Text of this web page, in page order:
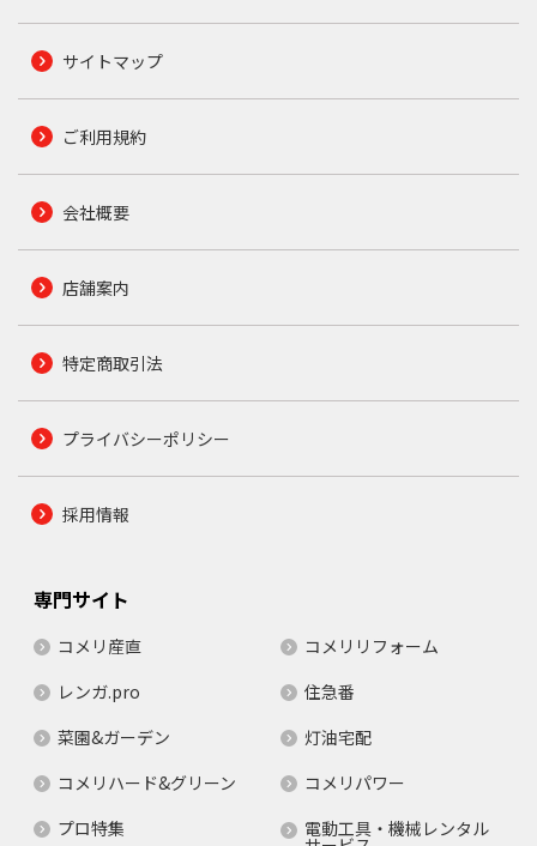
サイトマップ
ご利用規約
会社概要
店舗案内
特定商取引法
プライバシーポリシー
採用情報
専門サイト
コメリ産直
コメリリフォーム
レンガ.pro
住急番
菜園&ガーデン
灯油宅配
コメリハード&グリーン
コメリパワー
プロ特集
電動工具・機械レンタル